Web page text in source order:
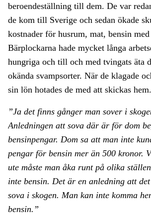
beroendeställning till dem. De var
de kom till Sverige och sedan ökade
kostnader för husrum, mat, bensin med
Bärplockarna hade mycket långa
hungriga och till och med tvingats äta
okända svampsorter. När de klagade
sin lön hotades de med att skickas hem.
”Ja det finns gånger man sover i
Anledningen att sova där är för dom
bensinpengar. Dom sa att man inte
pengar för bensin mer än 500 kronor.
ute måste man åka runt på olika
inte bensin. Det är en anledning att
sova i skogen. Man kan inte komma
bensin.”